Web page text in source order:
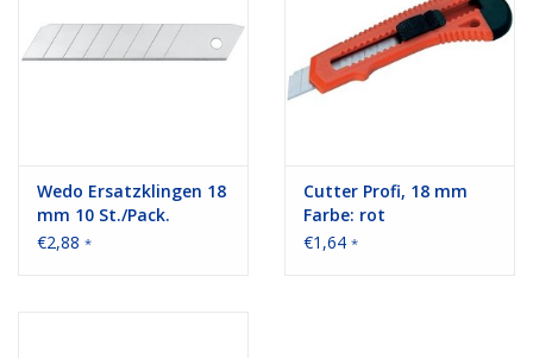
Wedo Ersatzklingen 18
mm 10 St./Pack.
€2,88 *
Cutter Profi, 18 mm
Farbe: rot
€1,64 *